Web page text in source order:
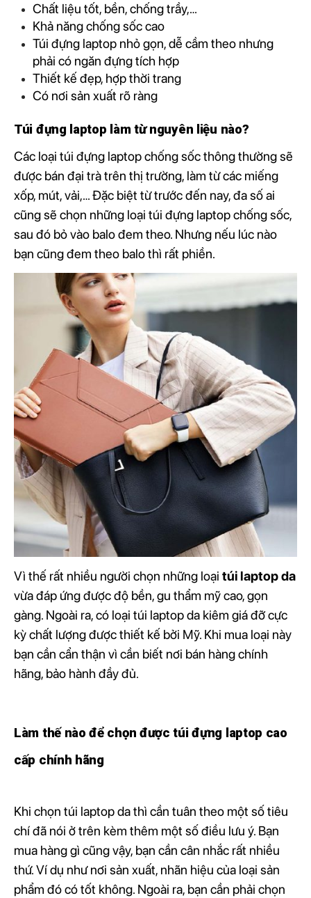
Chất liệu tốt, bền, chống trầy,…
Khả năng chống sốc cao
Túi đựng laptop nhỏ gọn, dễ cầm theo nhưng
phải có ngăn đựng tích hợp
Thiết kế đẹp, hợp thời trang
Có nơi sản xuất rõ ràng
Túi đựng laptop làm từ nguyên liệu nào?
Các loại túi đựng laptop chống sốc thông thường sẽ
được bán đại trà trên thị trường, làm từ các miếng
xốp, mút, vải,… Đặc biệt từ trước đến nay, đa số ai
cũng sẽ chọn những loại túi đựng laptop chống sốc,
sau đó bỏ vào balo đem theo. Nhưng nếu lúc nào
bạn cũng đem theo balo thì rất phiền.
Vì thế rất nhiều người chọn những loại túi laptop da
vừa đáp ứng được độ bền, gu thẩm mỹ cao, gọn
gàng. Ngoài ra, có loại túi laptop da kiêm giá đỡ cực
kỳ chất lượng được thiết kế bởi Mỹ. Khi mua loại này
bạn cần cẩn thận vì cần biết nơi bán hàng chính
hãng, bảo hành đầy đủ.
Làm thế nào để chọn được túi đựng laptop cao
cấp chính hãng
Khi chọn túi laptop da thì cần tuân theo một số tiêu
chí đã nói ở trên kèm thêm một số điều lưu ý. Bạn
mua hàng gì cũng vậy, bạn cần cân nhắc rất nhiều
thứ. Ví dụ như nơi sản xuất, nhãn hiệu của loại sản
phẩm đó có tốt không. Ngoài ra, bạn cần phải chọn